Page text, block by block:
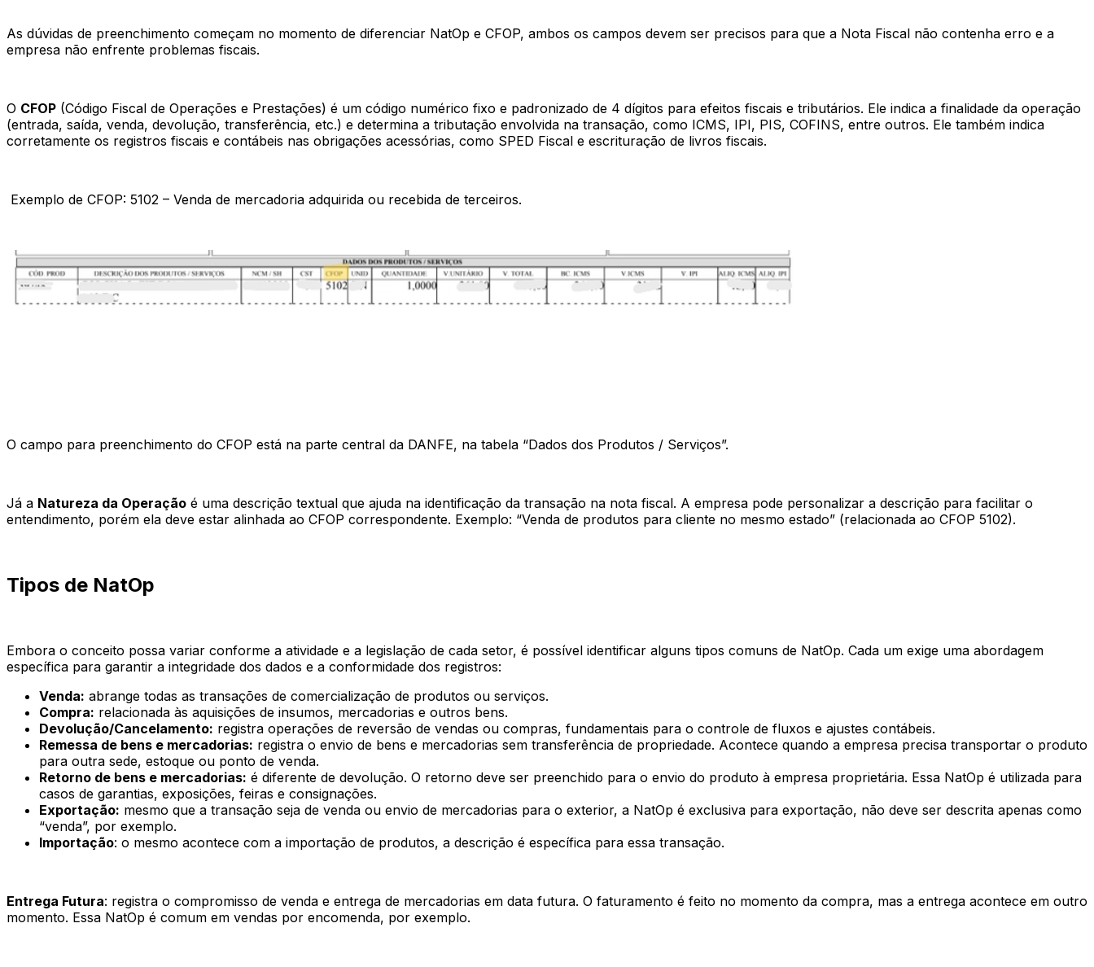
As dúvidas de preenchimento começam no momento de diferenciar NatOp e CFOP, ambos os campos devem ser precisos para que a Nota Fiscal não contenha erro e a
empresa não enfrente problemas fiscais.
O CFOP (Código Fiscal de Operações e Prestações) é um código numérico fixo e padronizado de 4 dígitos para efeitos fiscais e tributários. Ele indica a finalidade da operação
(entrada, saída, venda, devolução, transferência, etc.) e determina a tributação envolvida na transação, como ICMS, IPI, PIS, COFINS, entre outros. Ele também indica
corretamente os registros fiscais e contábeis nas obrigações acessórias, como SPED Fiscal e escrituração de livros fiscais.
Exemplo de CFOP: 5102 – Venda de mercadoria adquirida ou recebida de terceiros.
O campo para preenchimento do CFOP está na parte central da DANFE, na tabela “Dados dos Produtos / Serviços”.
Já a Natureza da Operação é uma descrição textual que ajuda na identificação da transação na nota fiscal. A empresa pode personalizar a descrição para facilitar o
entendimento, porém ela deve estar alinhada ao CFOP correspondente. Exemplo: “Venda de produtos para cliente no mesmo estado” (relacionada ao CFOP 5102).
Tipos de NatOp
Embora o conceito possa variar conforme a atividade e a legislação de cada setor, é possível identificar alguns tipos comuns de NatOp. Cada um exige uma abordagem
específica para garantir a integridade dos dados e a conformidade dos registros:
Venda: abrange todas as transações de comercialização de produtos ou serviços.
Compra: relacionada às aquisições de insumos, mercadorias e outros bens.
Devolução/Cancelamento: registra operações de reversão de vendas ou compras, fundamentais para o controle de fluxos e ajustes contábeis.
Remessa de bens e mercadorias: registra o envio de bens e mercadorias sem transferência de propriedade. Acontece quando a empresa precisa transportar o produto
para outra sede, estoque ou ponto de venda.
Retorno de bens e mercadorias: é diferente de devolução. O retorno deve ser preenchido para o envio do produto à empresa proprietária. Essa NatOp é utilizada para
casos de garantias, exposições, feiras e consignações.
Exportação: mesmo que a transação seja de venda ou envio de mercadorias para o exterior, a NatOp é exclusiva para exportação, não deve ser descrita apenas como
“venda”, por exemplo.
Importação: o mesmo acontece com a importação de produtos, a descrição é específica para essa transação.
Entrega Futura: registra o compromisso de venda e entrega de mercadorias em data futura. O faturamento é feito no momento da compra, mas a entrega acontece em outro
momento. Essa NatOp é comum em vendas por encomenda, por exemplo.